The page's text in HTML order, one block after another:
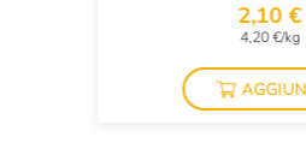
2,10 €
4,20 €/kg